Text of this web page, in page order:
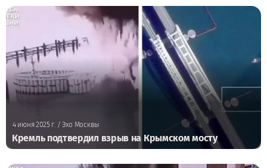
4 июня 2025 г./ Эхо Москвы
Кремль подтвердил взрыв на Крымском мосту